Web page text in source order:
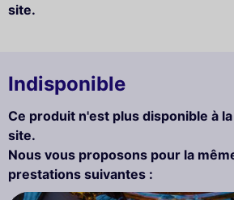
site.
Indisponible
Ce produit n'est plus disponible à
site.
Nous vous proposons pour la
prestations suivantes :